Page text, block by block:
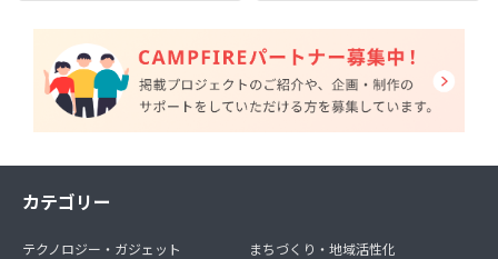
カテゴリー
テクノロジー・ガジェット
まちづくり・地域活性化